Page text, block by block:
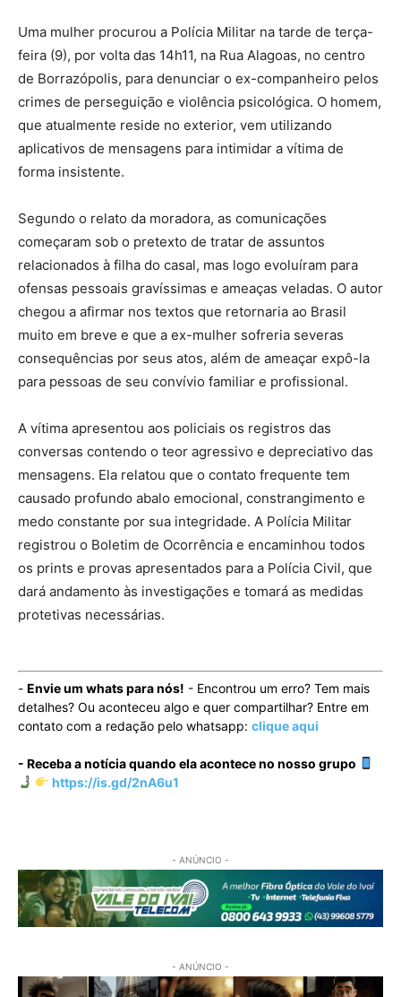
Uma mulher procurou a Polícia Militar na tarde de terça-
feira (9), por volta das 14h11, na Rua Alagoas, no centro
de Borrazópolis, para denunciar o ex-companheiro pelos
crimes de perseguição e violência psicológica. O homem,
que atualmente reside no exterior, vem utilizando
aplicativos de mensagens para intimidar a vítima de
forma insistente.
Segundo o relato da moradora, as comunicações
começaram sob o pretexto de tratar de assuntos
relacionados à filha do casal, mas logo evoluíram para
ofensas pessoais gravíssimas e ameaças veladas. O autor
chegou a afirmar nos textos que retornaria ao Brasil
muito em breve e que a ex-mulher sofreria severas
consequências por seus atos, além de ameaçar expô-la
para pessoas de seu convívio familiar e profissional.
A vítima apresentou aos policiais os registros das
conversas contendo o teor agressivo e depreciativo das
mensagens. Ela relatou que o contato frequente tem
causado profundo abalo emocional, constrangimento e
medo constante por sua integridade. A Polícia Militar
registrou o Boletim de Ocorrência e encaminhou todos
os prints e provas apresentados para a Polícia Civil, que
dará andamento às investigações e tomará as medidas
protetivas necessárias.
- Envie um whats para nós! - Encontrou um erro? Tem mais
detalhes? Ou aconteceu algo e quer compartilhar? Entre em
contato com a redação pelo whatsapp: clique aqui
- Receba a notícia quando ela acontece no nosso grupo
https://is.gd/2nA6u1
- ANÚNCIO -
- ANÚNCIO -